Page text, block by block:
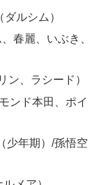
ルシム）
春麗、いぶき、
ン、ラシード）
ンド本田、ポイ
少年期）/孫悟空